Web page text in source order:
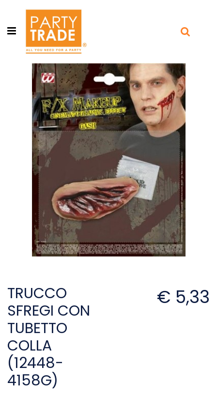
Open menu
TRUCCO
SFREGI CON
TUBETTO
COLLA
(12448-
4158G)
€ 5,33